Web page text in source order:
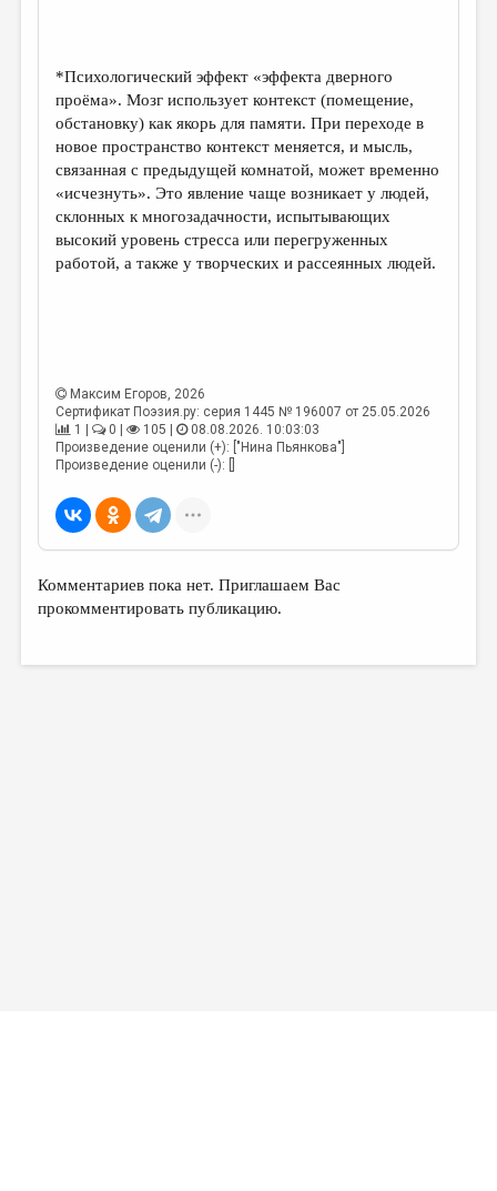
КОЛОНКА РЕДАКТОРА
РЕДКОЛЛЕГИЯ
ОТ РЕДАКЦИИ
МАЛАЯ ПРОЗА
ЭССЕИСТИКА
РЕЦЕНЗИРОВАНИЕ
ЦИКЛЫ ПУБЛИКАЦИЙ
ТРЕДИАКОВСКИЙ
МЕДИА
ВКОНТАКТЕ
*Психологический эффект «эффекта дверного
проёма». Мозг использует контекст (помещение,
обстановку) как якорь для памяти. При переходе в
новое пространство контекст меняется, и мысль,
связанная с предыдущей комнатой, может временно
«исчезнуть». Это явление чаще возникает у людей,
склонных к многозадачности, испытывающих
высокий уровень стресса или перегруженных
работой, а также у творческих и рассеянных людей.
Максим Егоров, 2026
Сертификат Поэзия.ру: серия 1445 № 196007 от 25.05.2026
1 |
0 | 105 |
08.08.2026. 10:03:03
Произведение оценили (+): ["Нина Пьянкова"]
Произведение оценили (-): []
Комментариев пока нет. Приглашаем Вас
прокомментировать публикацию.